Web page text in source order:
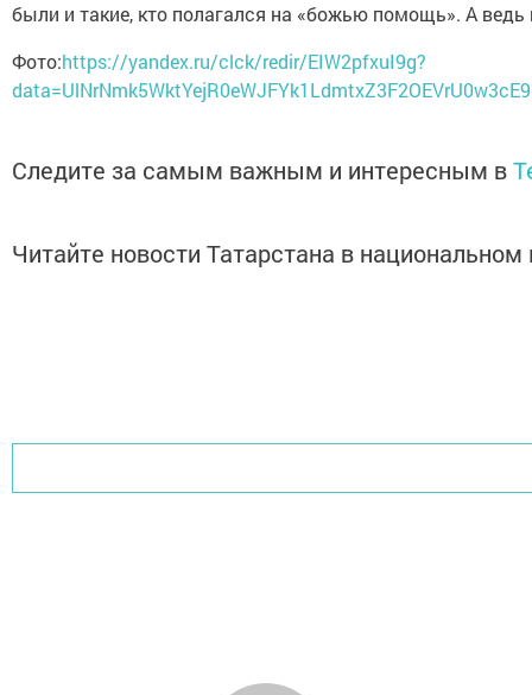
были и такие, кто полагался на «божью помощь». А
Фото:https://yandex.ru/clck/redir/EIW2pfxuI9g?
Следите за самым важным и интересным в
Читайте новости Татарстана в